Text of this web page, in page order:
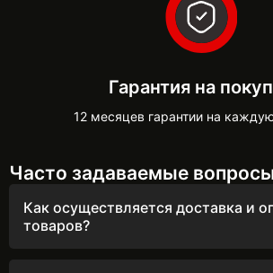
Гарантия на
12 месяцев гарантии на
Часто задаваемые
Как осуществляется доставка и
товаров?